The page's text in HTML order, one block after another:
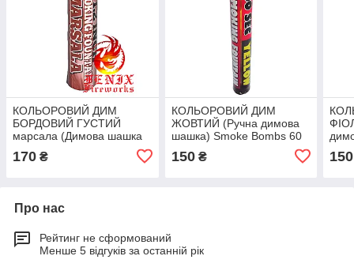
КОЛЬОРОВИЙ ДИМ
БОРДОВИЙ ГУСТИЙ
марсала (Димова шашка
Bombs 60 секунд
170 ₴
КОЛЬОРОВИЙ ДИМ
ЖОВТИЙ (Ручна димова
шашка) Smoke Bombs 60
150₴ 150
Про нас
Рейтинг не сформований
Менше 5 відгуків за останній рік